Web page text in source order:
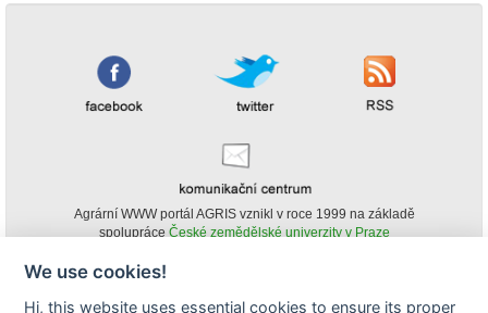
Agrární WWW portál AGRIS vznikl v roce 1999 na základě
spolupráce České zemědělské univerzity v Praze
obsahu agrárního WWW portálu AGRIS je možné
We use cookies!
Hi, this website uses essential cookies to ensure its proper